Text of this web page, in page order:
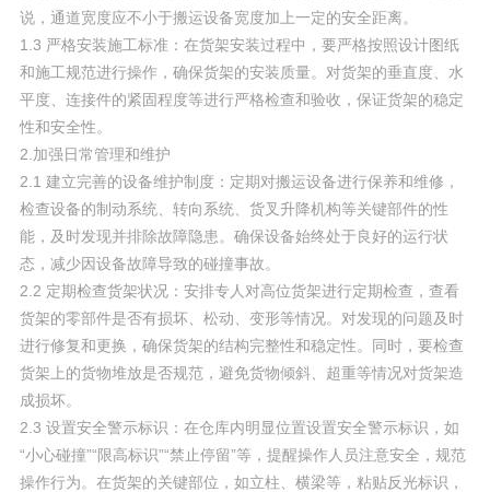
说，通道宽度应不小于搬运设备宽度加上一定的安全距离。
1.3 严格安装施工标准：在货架安装过程中，要严格按照设计图纸
和施工规范进行操作，确保货架的安装质量。对货架的垂直度、水
平度、连接件的紧固程度等进行严格检查和验收，保证货架的稳定
性和安全性。
2.加强日常管理和维护
2.1 建立完善的设备维护制度：定期对搬运设备进行保养和维修，
检查设备的制动系统、转向系统、货叉升降机构等关键部件的性
能，及时发现并排除故障隐患。确保设备始终处于良好的运行状
态，减少因设备故障导致的碰撞事故。
2.2 定期检查货架状况：安排专人对高位货架进行定期检查，查看
货架的零部件是否有损坏、松动、变形等情况。对发现的问题及时
进行修复和更换，确保货架的结构完整性和稳定性。同时，要检查
货架上的货物堆放是否规范，避免货物倾斜、超重等情况对货架造
成损坏。
2.3 设置安全警示标识：在仓库内明显位置设置安全警示标识，如
“小心碰撞”“限高标识”“禁止停留”等，提醒操作人员注意安全，规范
操作行为。在货架的关键部位，如立柱、横梁等，粘贴反光标识，